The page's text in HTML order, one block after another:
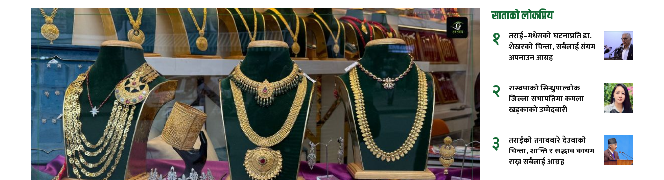
साताको लोकप्रिय
१
तराई–मधेसको घटनाप्रति डा.
शेखरको चिन्ता, सबैलाई संयम
अपनाउन आग्रह
२
रास्वपाको सिन्धुपाल्चोक
जिल्ला सभापतिमा कमला
खड्काको उम्मेदवारी
३
तराईको तनावबारे देउवाको
चिन्ता, शान्ति र सद्भाव कायम
राख्न सबैलाई आग्रह